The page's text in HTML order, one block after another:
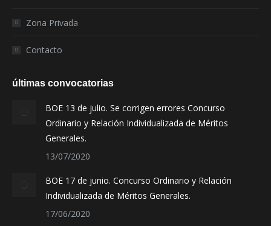
Zona Privada
Contacto
últimas convocatorias
BOE 13 de julio. Se corrigen errores Concurso
Ordinario y Relación Individualizada de Méritos
Generales.
13/07/2020
BOE 17 de junio. Concurso Ordinario y Relación
Individualizada de Méritos Generales.
17/06/2020